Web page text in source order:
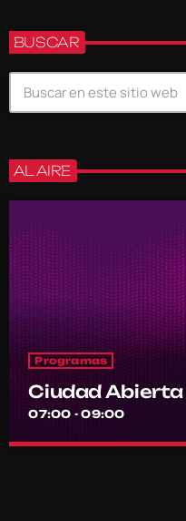
BUSCAR
AL AIRE
Programas
Ciudad Abierta
07:00 - 09:00